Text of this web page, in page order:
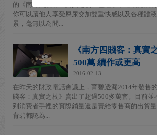
的《南方四賤客：真實之杖》也繼承了這個光榮
你可以讓他人享受屎尿交加雙重快感以及各種體
景，毫無以為問...
《南方四賤客：真實
500萬 續作或更高
2016-02-13
在昨天的財政電話會議上，育碧透漏2014年發售
賤客：真實之杖》賣出了超過500多萬套。目前並
到消費者手裡的實際銷量還是賣給零售商的出貨
育碧都認為...